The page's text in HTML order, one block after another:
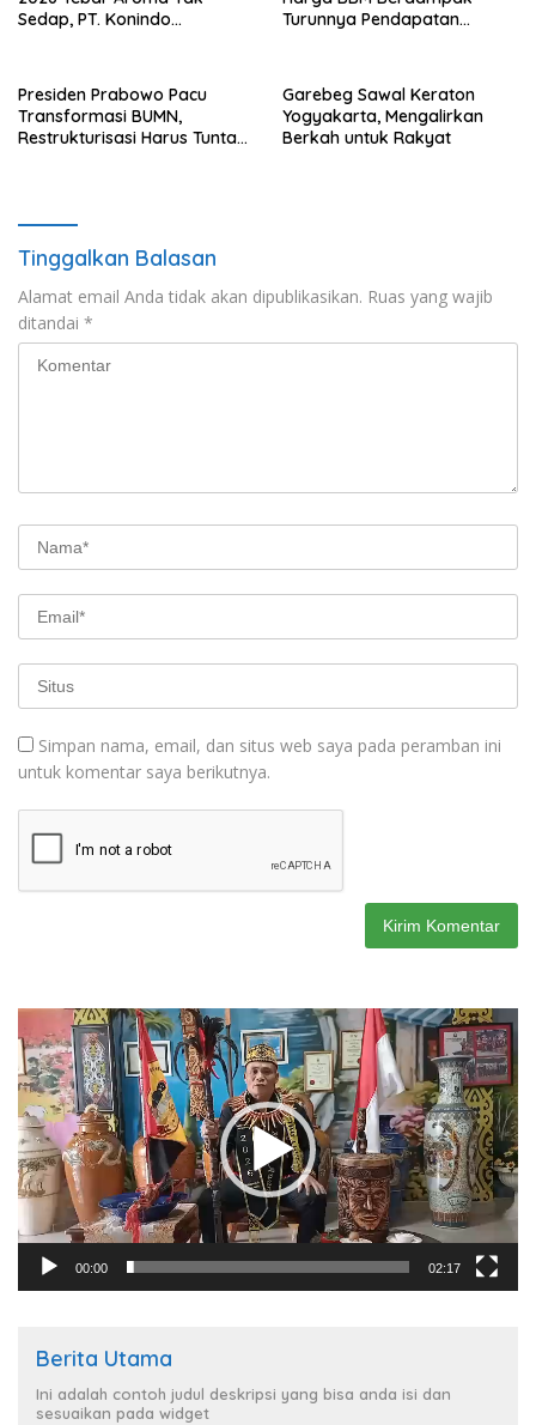
Sedap, PT. Konindo
Turunnya Pendapatan
Presiden Prabowo Pacu
Transformasi BUMN,
Restrukturisasi Harus Tuntas
Garebeg Sawal Keraton
Yogyakarta, Mengalirkan
Berkah untuk Rakyat
Tinggalkan Balasan
Alamat email Anda tidak akan dipublikasikan. Ruas yang wajib
ditandai *
Simpan nama, email, dan situs web saya pada peramban ini
untuk komentar saya berikutnya.
Pemutar
Video
00:00 02:17
Berita Utama
Ini adalah contoh judul deskripsi yang bisa anda isi dan
sesuaikan pada widget